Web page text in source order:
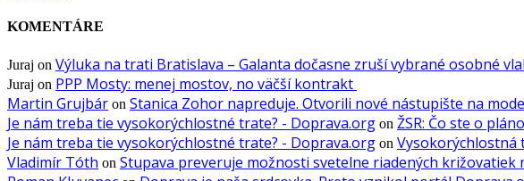
KOMENTÁRE
Juraj on Výluka na trati Bratislava – Galanta dočasne zruší vybrané osobné
Juraj on PPP Mosty: menej mostov, no väčší kontrakt
Martin Grujbár on Stanica Zohor napreduje. Otvorili nové nástupište na
Je nám treba tie vysokorýchlostné trate? - Doprava.org on ŽSR: Čo ste o
Je nám treba tie vysokorýchlostné trate? - Doprava.org on Vysokorýchlostná
Vladimír Tóth on Stupava preveruje možnosti svetelne riadených križovatiek